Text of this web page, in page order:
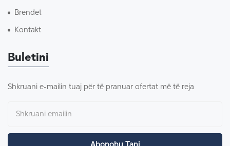
Brendet
Kontakt
Buletini
Shkruani e-mailin tuaj për të pranuar ofertat më të reja